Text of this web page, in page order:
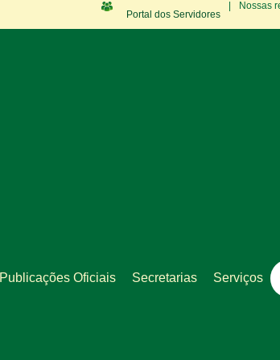
Portal dos Servidores
Nossas
Publicações Oficiais Secretarias Serviços